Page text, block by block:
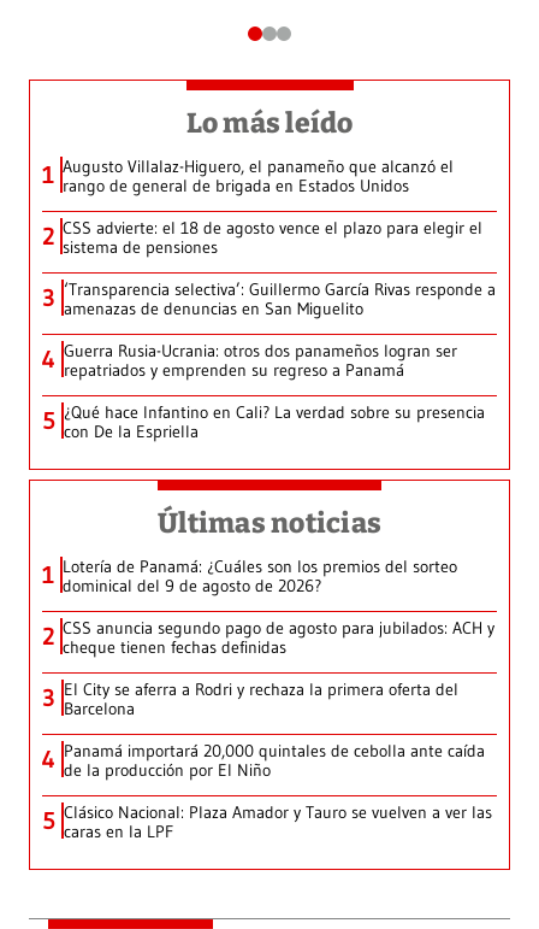
Lo más leído
1 Augusto Villalaz-Higuero, el panameño que alcanzó el
rango de general de brigada en Estados Unidos
2 CSS advierte: el 18 de agosto vence el plazo para elegir el
sistema de pensiones
3 ‘Transparencia selectiva’: Guillermo García Rivas responde a
amenazas de denuncias en San Miguelito
4 Guerra Rusia-Ucrania: otros dos panameños logran ser
repatriados y emprenden su regreso a Panamá
5 ¿Qué hace Infantino en Cali? La verdad sobre su presencia
con De la Espriella
Últimas noticias
1 Lotería de Panamá: ¿Cuáles son los premios del sorteo
dominical del 9 de agosto de 2026?
2 CSS anuncia segundo pago de agosto para jubilados: ACH y
cheque tienen fechas definidas
3 El City se aferra a Rodri y rechaza la primera oferta del
Barcelona
4 Panamá importará 20,000 quintales de cebolla ante caída
de la producción por El Niño
5 Clásico Nacional: Plaza Amador y Tauro se vuelven a ver las
caras en la LPF